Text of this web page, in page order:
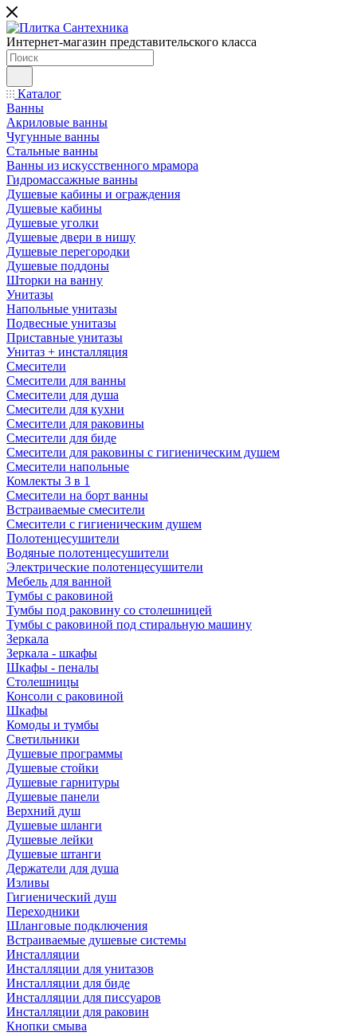
Интернет-магазин представительского класса
Каталог
Ванны
Акриловые ванны
Чугунные ванны
Стальные ванны
Ванны из искусственного мрамора
Гидромассажные ванны
Душевые кабины и ограждения
Душевые кабины
Душевые уголки
Душевые двери в нишу
Душевые перегородки
Душевые поддоны
Шторки на ванну
Унитазы
Напольные унитазы
Подвесные унитазы
Приставные унитазы
Унитаз + инсталляция
Смесители
Смесители для ванны
Смесители для душа
Смесители для кухни
Смесители для раковины
Смесители для биде
Смесители для раковины с гигиеническим душем
Смесители напольные
Комлекты 3 в 1
Смесители на борт ванны
Встраиваемые смесители
Смесители с гигиеническим душем
Полотенцесушители
Водяные полотенцесушители
Электрические полотенцесушители
Мебель для ванной
Тумбы с раковиной
Тумбы под раковину со столешницей
Тумбы с раковиной под стиральную машину
Зеркала
Зеркала - шкафы
Шкафы - пеналы
Столешницы
Консоли с раковиной
Шкафы
Комоды и тумбы
Светильники
Душевые программы
Душевые стойки
Душевые гарнитуры
Душевые панели
Верхний душ
Душевые шланги
Душевые лейки
Душевые штанги
Держатели для душа
Изливы
Гигиенический душ
Переходники
Шланговые подключения
Встраиваемые душевые системы
Инсталляции
Инсталляции для унитазов
Инсталляции для биде
Инсталляции для писсуаров
Инсталляции для раковин
Кнопки смыва